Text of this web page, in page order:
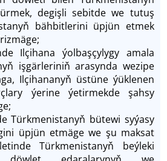
degişli sebitde we tutuş
bähbitlerini üpjün etmek
Ilçihana ýolbaşçylygy amala
işgärleriniň arasynda wezipe
Ilçihananyň üstüne ýüklenen
ýerine ýetirmekde şahsy
Türkmenistanyň bütewi syýasy
üpjün etmäge we şu maksat
Türkmenistanyň beýleki